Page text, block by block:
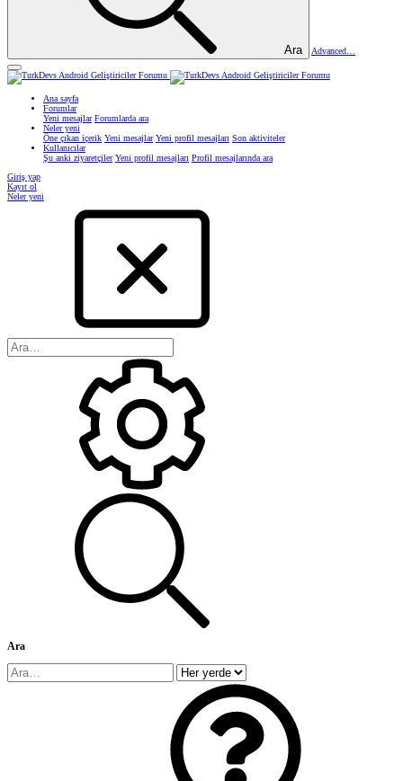
Ara Advanced…
Ana sayfa
Forumlar
Yeni mesajlar Forumlarda ara
Neler yeni
Öne çıkan içerik Yeni mesajlar Yeni profil mesajları Son aktiviteler
Kullanıcılar
Şu anki ziyaretçiler Yeni profil mesajları Profil mesajlarında ara
Giriş yap
Kayıt ol
Neler yeni
Ara